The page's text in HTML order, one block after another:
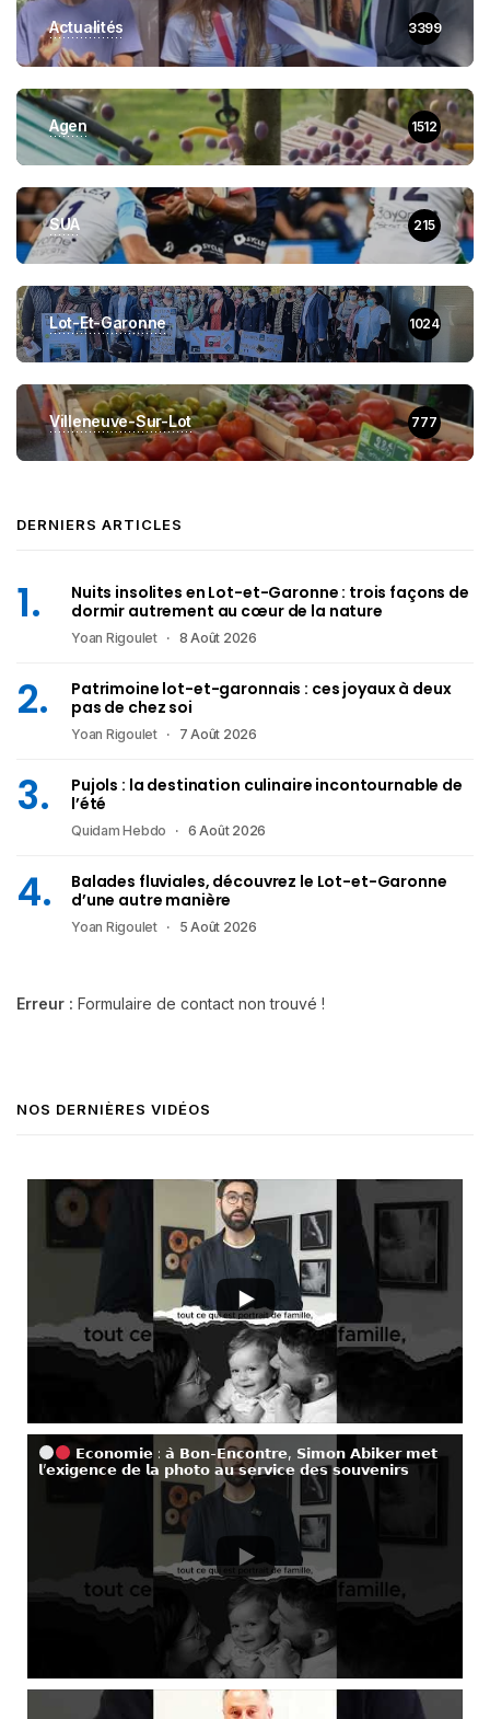
Actualités 3399
Agen 1512
SUA 215
Lot-Et-Garonne 1024
Villeneuve-Sur-Lot 777
DERNIERS ARTICLES
Nuits insolites en Lot-et-Garonne : trois façons de
dormir autrement au cœur de la nature
Yoan Rigoulet 8 Août 2026
Patrimoine lot-et-garonnais : ces joyaux à deux
pas de chez soi
Yoan Rigoulet 7 Août 2026
Pujols : la destination culinaire incontournable de
l’été
Quidam Hebdo 6 Août 2026
Balades fluviales, découvrez le Lot-et-Garonne
d’une autre manière
Yoan Rigoulet 5 Août 2026
Erreur : Formulaire de contact non trouvé !
NOS DERNIÈRES VIDÉOS
𝗘𝗰𝗼𝗻𝗼𝗺𝗶𝗲 : 𝗮̀ 𝗕𝗼𝗻-𝗘𝗻𝗰𝗼𝗻𝘁𝗿𝗲, 𝗦𝗶𝗺𝗼𝗻 𝗔𝗯𝗶𝗸𝗲𝗿 𝗺𝗲𝘁
𝗹’𝗲𝘅𝗶𝗴𝗲𝗻𝗰𝗲 𝗱𝗲 𝗹𝗮 𝗽𝗵𝗼𝘁𝗼 𝗮𝘂 𝘀𝗲𝗿𝘃𝗶𝗰𝗲 𝗱𝗲𝘀 𝘀𝗼𝘂𝘃𝗲𝗻𝗶𝗿𝘀